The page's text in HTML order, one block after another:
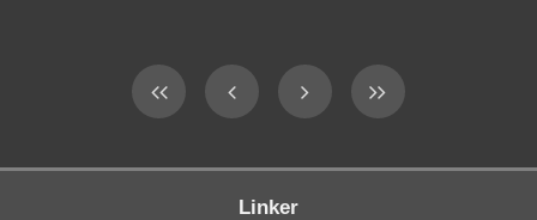
Linker